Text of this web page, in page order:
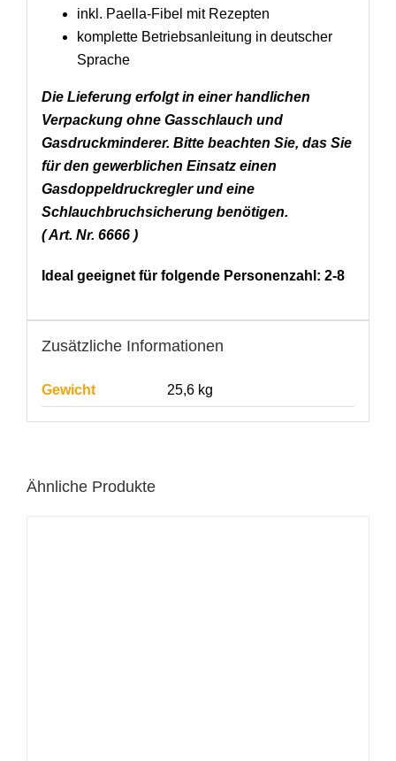
inkl. Paella-Fibel mit Rezepten
komplette Betriebsanleitung in deutscher
Sprache
Die Lieferung erfolgt in einer handlichen
Verpackung ohne Gasschlauch und
Gasdruckminderer. Bitte beachten Sie, das Sie
für den gewerblichen Einsatz einen
Gasdoppeldruckregler und eine
Schlauchbruchsicherung benötigen.
( Art. Nr. 6666 )
Ideal geeignet für folgende Personenzahl: 2-8
Zusätzliche Informationen
Gewicht 25,6 kg
Ähnliche Produkte